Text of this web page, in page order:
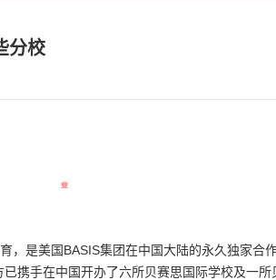
分校
，是美国BASIS集团在中国大陆的永久独家合
携手在中国开办了六所贝赛思国际学校及一所